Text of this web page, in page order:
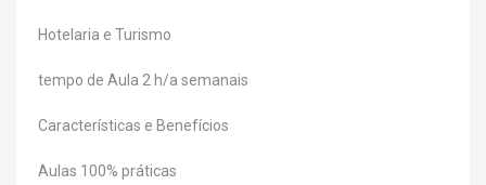
Hotelaria e Turismo
tempo de Aula 2 h/a semanais
Características e Benefícios
Aulas 100% práticas